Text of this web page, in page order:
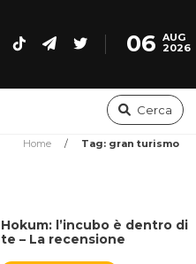
06 AUG
2026
Cerca
Home / Tag: gran turismo
Hokum: l’incubo è dentro di
te – La recensione